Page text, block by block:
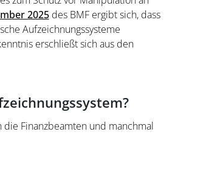
2025des BMF ergibt sich, dass
Aufzeichnungssysteme
erschließt sich aus den
Finanzbeamten und manchmal